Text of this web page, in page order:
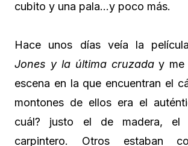
cubito y una pala…y poco más.
Hace unos días veía la
Jones y la última cruzaday me
escena en la que encuentran el
montones de ellos era el
cuál? justo el de madera,
carpintero. Otros estaban